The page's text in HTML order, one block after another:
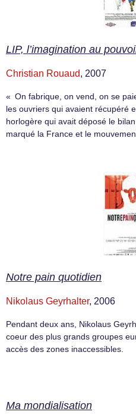
LIP, l’imagination au
Christian Rouaud, 2007
« On fabrique, on vend, on se
les ouvriers qui avaient récupéré
horlogère qui avait déposé le
marqué la France et le
Notre pain quotidien
Nikolaus Geyrhalter, 2006
Pendant deux ans, Nikolaus
coeur des plus grands groupes
accès des zones inaccessibles.
Ma mondialisation